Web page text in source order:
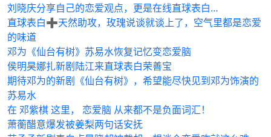
刘晓庆分享自己的恋爱观点，更是在线直球表白…
直球表白➕天然助攻，玫瑰说谈就谈上了，空气里都是恋爱
的味道
邓为《仙台有树》苏易水恢复记忆变恋爱脑
侯明昊娜扎新剧陆江来直球表白荣善宝
期待邓为的新剧《仙台有树》，希望能尽快见到邓为饰演的
苏易水
在 邓紫棋 这里， 恋爱脑 从来都不是负面词汇！
萧蘅醋意爆发被姜梨两句话安抚